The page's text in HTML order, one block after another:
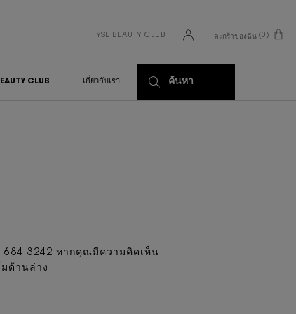
YSL BEAUTY CLUB ตะกร้าของฉัน 0
0 PRODUCT IN CART
CLUB เกี่ยวกับเรา ค้นหา
3242 หากคุณมีความคิดเห็น
ด้านล่าง